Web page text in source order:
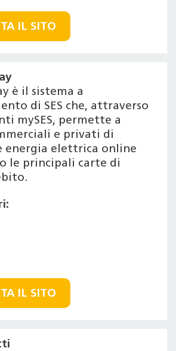
IL SITO
è il sistema a
di SES che, attraverso
mySES, permette a
e privati di
energia elettrica online
le principali carte di
IL SITO